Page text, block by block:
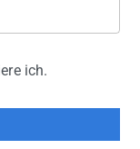
ich.